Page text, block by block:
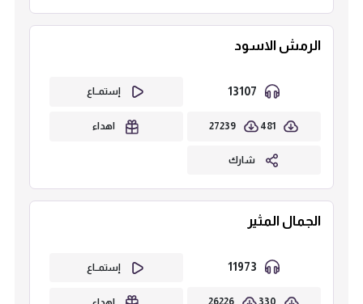
الرمش الاسود
إستمــاع
481
27239 اهداء
شارك
الجمال المثير
إستمــاع